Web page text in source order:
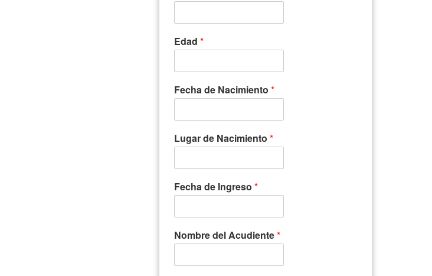
Edad *
Fecha de Nacimiento *
Lugar de Nacimiento *
Fecha de Ingreso *
Nombre del Acudiente*